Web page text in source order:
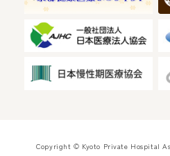
Copyright © Kyoto Private Hospital